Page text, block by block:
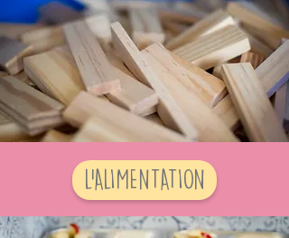
L'ALIMENTATION